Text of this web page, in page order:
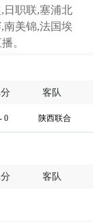
日职联,塞浦北
南美锦,法国埃
。
客队
0 陕西联合
客队